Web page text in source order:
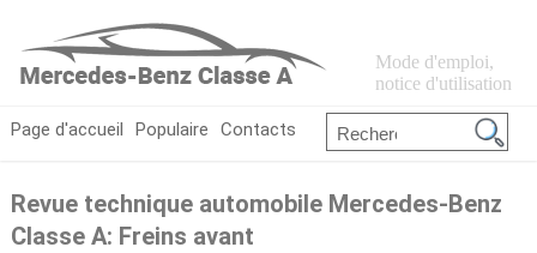
Mode d'emploi,
notice d'utilisation
Page d'accueil Populaire Contacts
Revue technique automobile Mercedes-Benz
Classe A: Freins avant